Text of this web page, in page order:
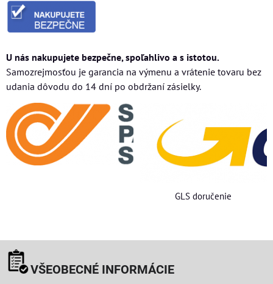
U nás nakupujete bezpečne, spoľahlivo a s istotou.
Samozrejmosťou je garancia na výmenu a vrátenie tovaru bez
udania dôvodu do 14 dní po obdržaní zásielky.
GLS doručenie
VŠEOBECNÉ INFORMÁCIE